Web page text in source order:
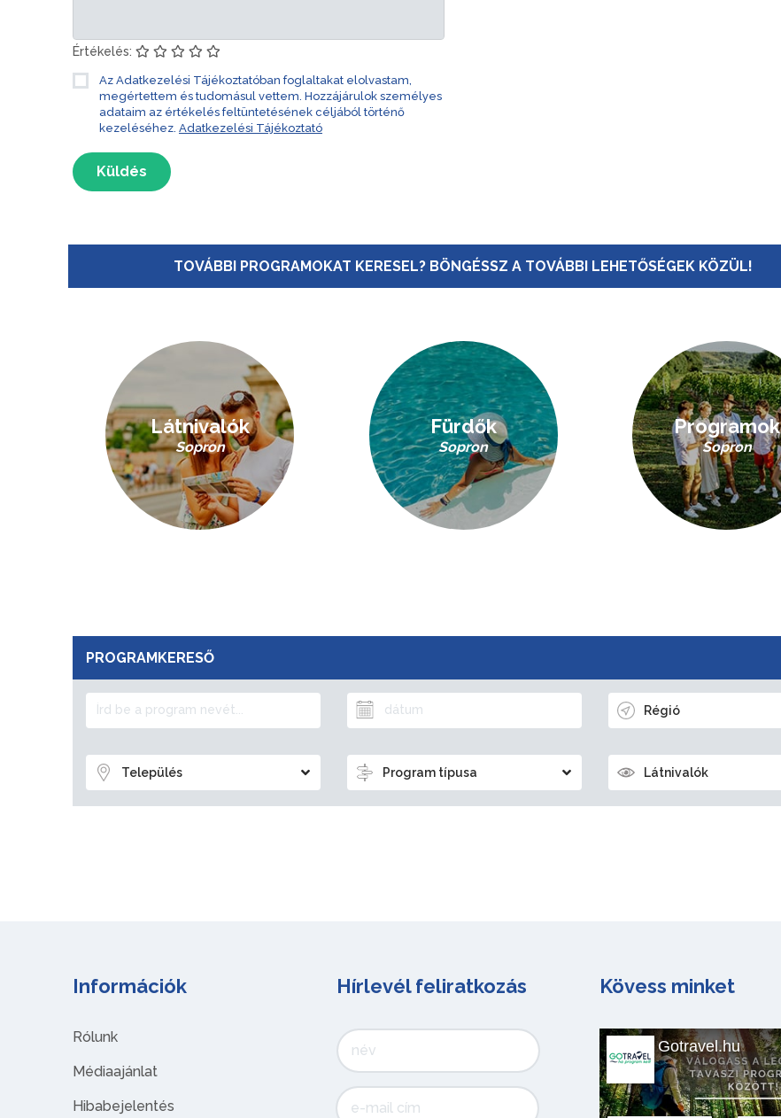
Értékelés:
Az Adatkezelési Tájékoztatóban foglaltakat elolvastam,
megértettem és tudomásul vettem. Hozzájárulok személyes
adataim az értékelés feltüntetésének céljából történő
kezeléséhez. Adatkezelési Tájékoztató
Küldés
TOVÁBBI PROGRAMOKAT KERESEL? BÖNGÉSSZ A TOVÁBBI LEHETŐSÉGEK KÖZÜL!
Látnivalók
Sopron
Fürdők
Sopron
Programok
Sopron
PROGRAMKERESŐ
Régió
Település Program típusa Látnivalók
Információk
Rólunk
Médiaajánlat
Hibabejelentés
Hírlevél feliratkozás Kövess minket
Gotravel.hu